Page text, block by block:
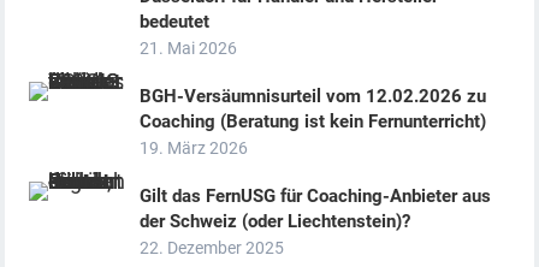
bedeutet
21. Mai 2026
BGH-Versäumnisurteil vom 12.02.2026 zu
Coaching (Beratung ist kein Fernunterricht)
19. März 2026
Gilt das FernUSG für Coaching-Anbieter aus
der Schweiz (oder Liechtenstein)?
22. Dezember 2025